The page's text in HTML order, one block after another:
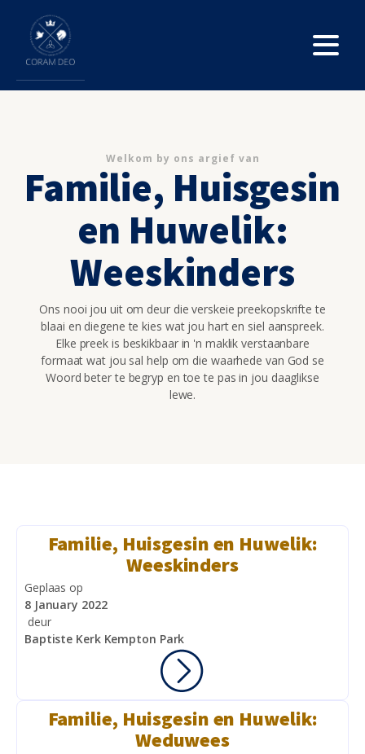
Welkom by ons argief van
Familie, Huisgesin
en Huwelik:
Weeskinders
Ons nooi jou uit om deur die verskeie preekopskrifte te
blaai en diegene te kies wat jou hart en siel aanspreek.
Elke preek is beskikbaar in 'n maklik verstaanbare
formaat wat jou sal help om die waarhede van God se
Woord beter te begryp en toe te pas in jou daaglikse
lewe.
Familie, Huisgesin en Huwelik:
Weeskinders
Geplaas op
8 January 2022
deur
Baptiste Kerk Kempton Park
Familie, Huisgesin en Huwelik:
Weduwees